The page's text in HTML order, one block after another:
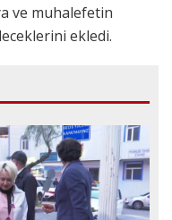
ve muhalefetin
ekledi.